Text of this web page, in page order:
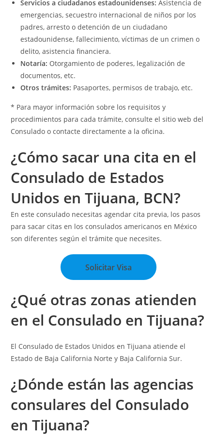
Servicios a ciudadanos estadounidenses: Asistencia de
emergencias, secuestro internacional de niños por los
padres, arresto o detención de un ciudadano
estadounidense, fallecimiento, víctimas de un crimen o
delito, asistencia financiera.
Notaría: Otorgamiento de poderes, legalización de
documentos, etc.
Otros trámites: Pasaportes, permisos de trabajo, etc.
* Para mayor información sobre los requisitos y
procedimientos para cada trámite, consulte el sitio web del
Consulado o contacte directamente a la oficina.
¿Cómo sacar una cita en el
Consulado de Estados
Unidos en Tijuana, BCN?
En este consulado necesitas agendar cita previa, los pasos
para sacar citas en los consulados americanos en México
son diferentes según el trámite que necesites.
Solicitar Visa
¿Qué otras zonas atienden
en el Consulado en Tijuana?
El Consulado de Estados Unidos en Tijuana atiende el
Estado de Baja California Norte y Baja California Sur.
¿Dónde están las agencias
consulares del Consulado
en Tijuana?